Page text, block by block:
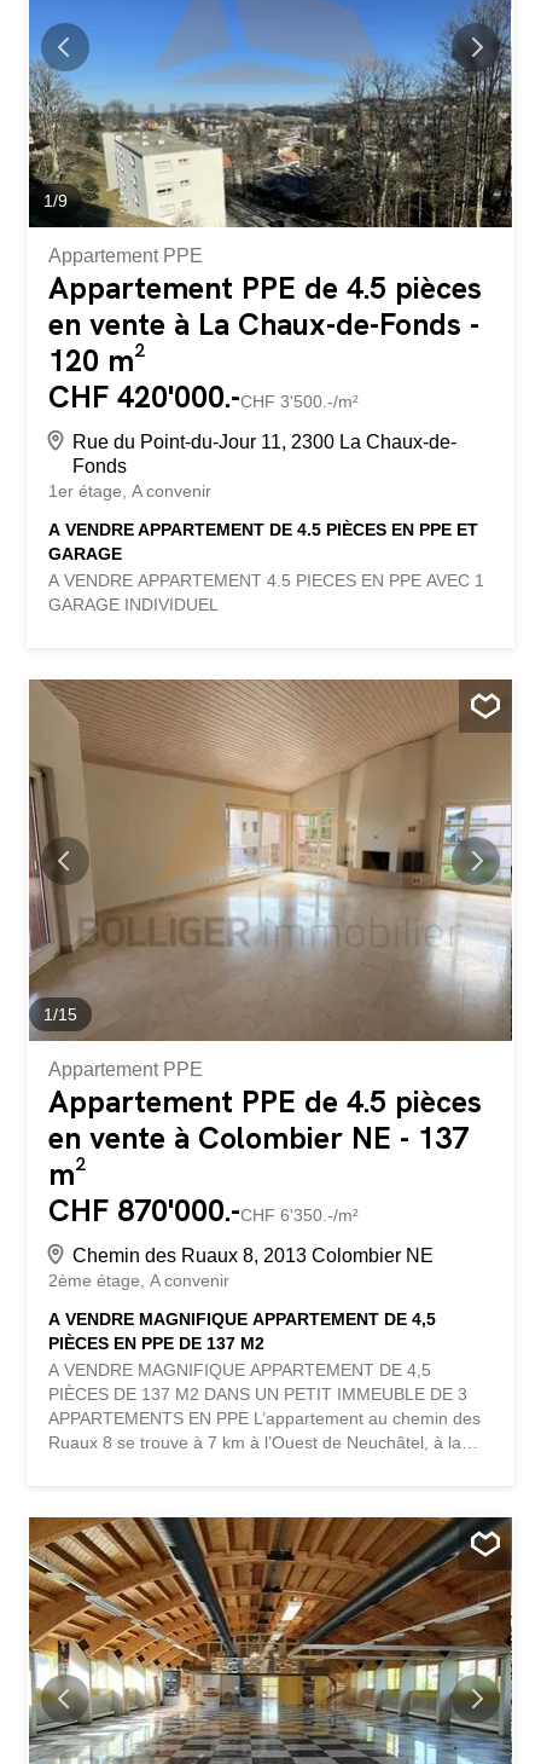
1/9
Appartement PPE
Appartement PPE de 4.5 pièces
en vente à La Chaux-de-Fonds -
120 m²
CHF 420'000.-CHF 3'500.-/m²
Rue du Point-du-Jour 11, 2300 La Chaux-de-
Fonds
1er étage A convenir
A VENDRE APPARTEMENT DE 4.5 PIÈCES EN PPE ET
GARAGE
A VENDRE APPARTEMENT 4.5 PIECES EN PPE AVEC 1
GARAGE INDIVIDUEL
1/15
Appartement PPE
Appartement PPE de 4.5 pièces
en vente à Colombier NE - 137
m²
CHF 870'000.-CHF 6'350.-/m²
Chemin des Ruaux 8, 2013 Colombier NE
2ème étage A convenir
A VENDRE MAGNIFIQUE APPARTEMENT DE 4,5
PIÈCES EN PPE DE 137 M2
A VENDRE MAGNIFIQUE APPARTEMENT DE 4,5
PIÈCES DE 137 M2 DANS UN PETIT IMMEUBLE DE 3
APPARTEMENTS EN PPE L’appartement au chemin des
Ruaux 8 se trouve à 7 km à l’Ouest de Neuchâtel, à la
Colombier et 15 min à pied permettent d'arriver à la plage
de sable de Colombier et de ses infrastructures (buvette,
restaurant, place de jeux, ping-pong et pétanque).
L’immeuble composé de 3 appartements en propriété par
étage, se trouvant à l’extrémité d’une route sans issue,
l’appartement jouit d’une grande tranquillité. Le bien est
au dernier étage de l’immeuble et bénéficie d’une vue sur
le château de Colombier, le lac et les Alpes.